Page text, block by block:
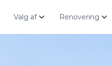
Valg af Renovering